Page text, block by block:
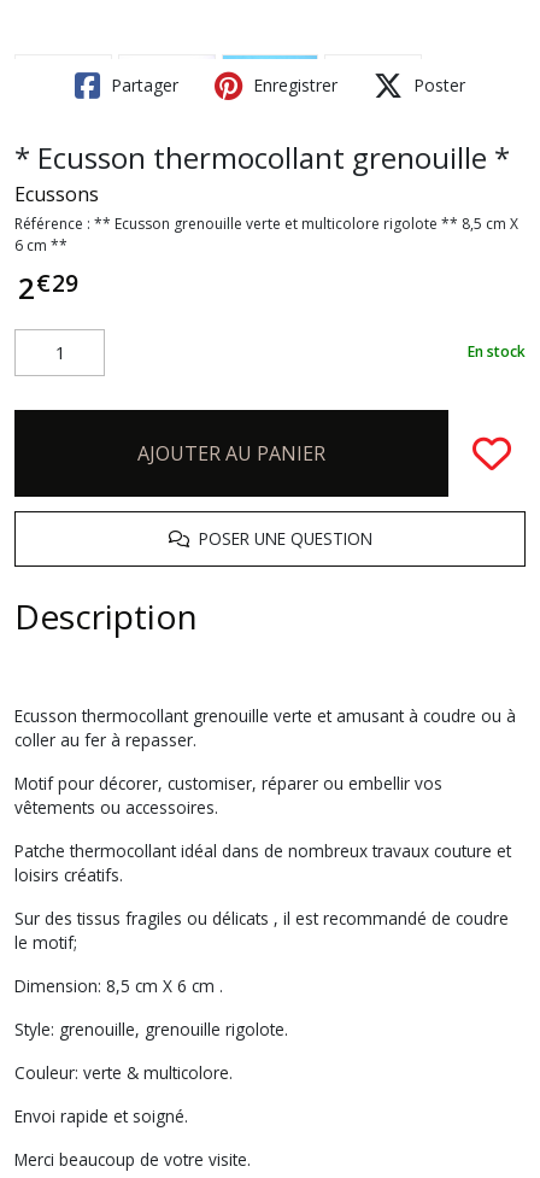
Partager Enregistrer Poster
* Ecusson thermocollant grenouille *
Ecussons
Référence : ** Ecusson grenouille verte et multicolore rigolote ** 8,5 cm X
6 cm **
2€29
En stock
AJOUTER AU PANIER
POSER UNE QUESTION
Description
Ecusson thermocollant grenouille verte et amusant à coudre ou à
coller au fer à repasser.
Motif pour décorer, customiser, réparer ou embellir vos
vêtements ou accessoires.
Patche thermocollant idéal dans de nombreux travaux couture et
loisirs créatifs.
Sur des tissus fragiles ou délicats , il est recommandé de coudre
le motif;
Dimension: 8,5 cm X 6 cm .
Style: grenouille, grenouille rigolote.
Couleur: verte & multicolore.
Envoi rapide et soigné.
Merci beaucoup de votre visite.